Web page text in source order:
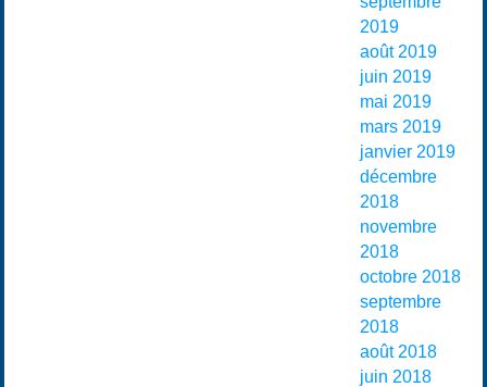
2019
août 2019
juin 2019
mai 2019
mars 2019
janvier 2019
décembre
2018
novembre
2018
octobre 2018
septembre
2018
août 2018
juin 2018